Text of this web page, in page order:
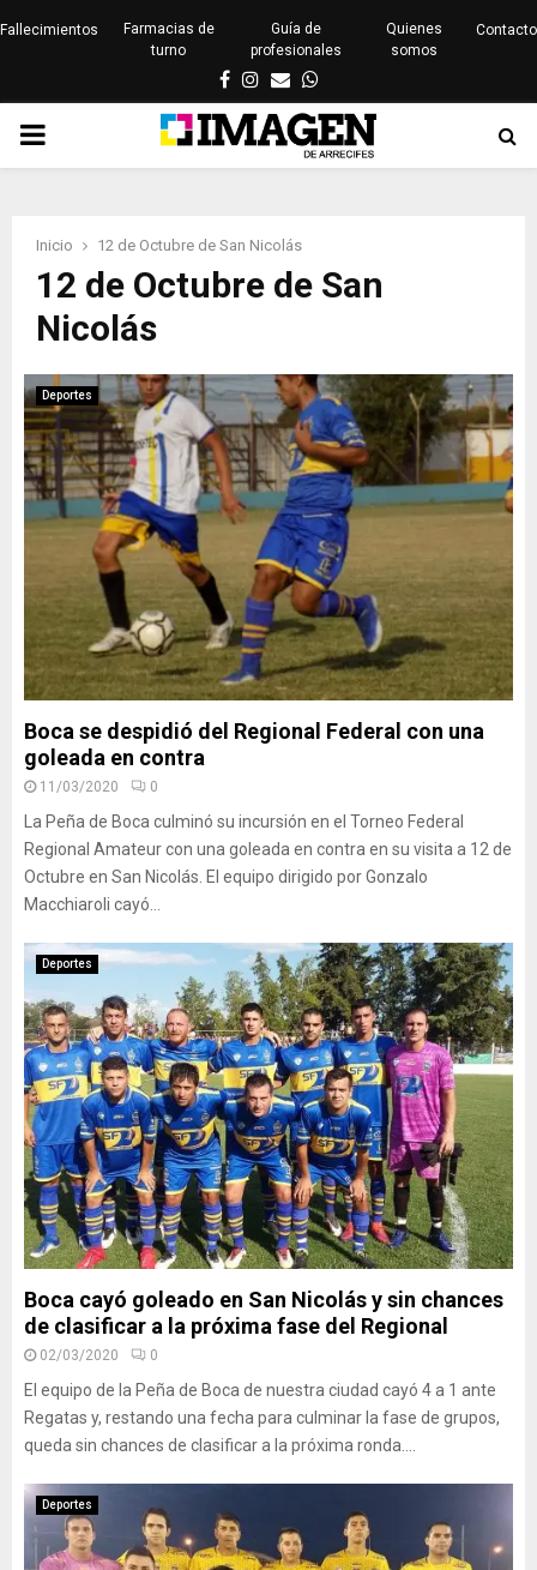
Fallecimientos
Farmacias de
turno
Guía de
profesionales
Quienes
somos
Contacto
Facebook
Instagram
EmailWhatsapp
PRIMARY
Inicio 12 de Octubre de San Nicolás
12 de Octubre de San
Nicolás
Deportes
Boca se despidió del Regional Federal con una
goleada en contra
11/03/2020 0
La Peña de Boca culminó su incursión en el Torneo Federal
Regional Amateur con una goleada en contra en su visita a 12 de
Octubre en San Nicolás. El equipo dirigido por Gonzalo
Macchiaroli cayó...
Deportes
Boca cayó goleado en San Nicolás y sin chances
de clasificar a la próxima fase del Regional
02/03/2020 0
El equipo de la Peña de Boca de nuestra ciudad cayó 4 a 1 ante
Regatas y, restando una fecha para culminar la fase de grupos,
queda sin chances de clasificar a la próxima ronda....
Deportes